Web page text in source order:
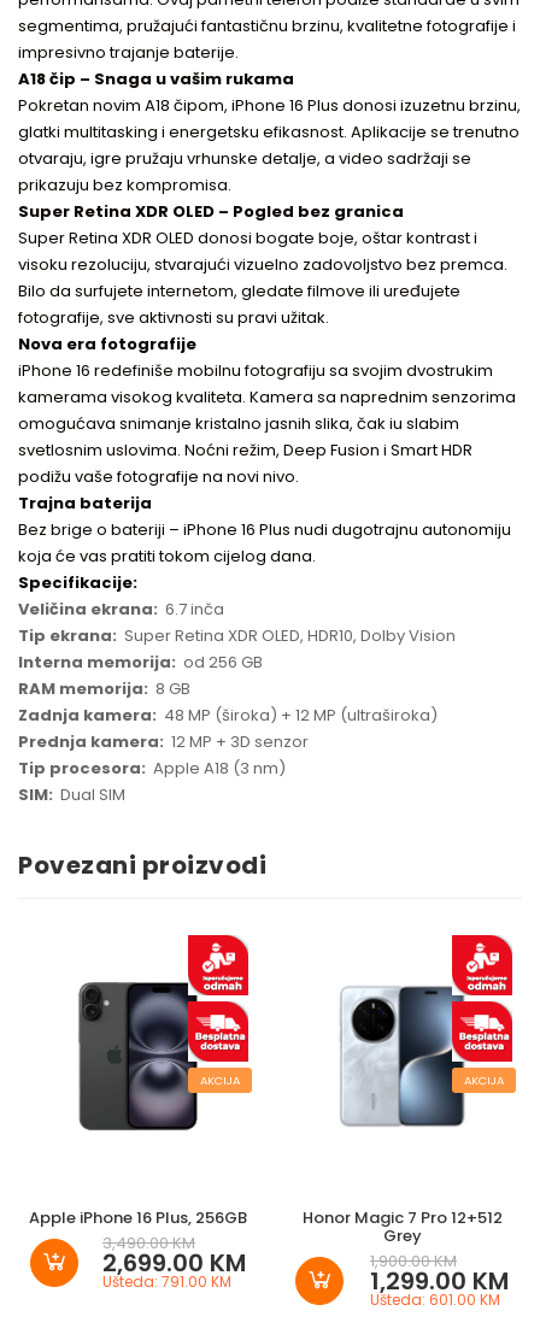
segmentima, pružajući fantastičnu brzinu, kvalitetne fotografije i
impresivno trajanje baterije.
A18 čip – Snaga u vašim rukama
Pokretan novim A18 čipom, iPhone 16 Plus donosi izuzetnu brzinu,
glatki multitasking i energetsku efikasnost. Aplikacije se trenutno
otvaraju, igre pružaju vrhunske detalje, a video sadržaji se
prikazuju bez kompromisa.
Super Retina XDR OLED – Pogled bez granica
Super Retina XDR OLED donosi bogate boje, oštar kontrast i
visoku rezoluciju, stvarajući vizuelno zadovoljstvo bez premca.
Bilo da surfujete internetom, gledate filmove ili uređujete
fotografije, sve aktivnosti su pravi užitak.
Nova era fotografije
iPhone 16 redefiniše mobilnu fotografiju sa svojim dvostrukim
kamerama visokog kvaliteta. Kamera sa naprednim senzorima
omogućava snimanje kristalno jasnih slika, čak iu slabim
svetlosnim uslovima. Noćni režim, Deep Fusion i Smart HDR
podižu vaše fotografije na novi nivo.
Trajna baterija
Bez brige o bateriji – iPhone 16 Plus nudi dugotrajnu autonomiju
koja će vas pratiti tokom cijelog dana.
Specifikacije:
Veličina ekrana: 6.7 inča
Tip ekrana: Super Retina XDR OLED, HDR10, Dolby Vision
Interna memorija: od 256 GB
RAM memorija: 8 GB
Zadnja kamera: 48 MP (široka) + 12 MP (ultraširoka)
Prednja kamera: 12 MP + 3D senzor
Tip procesora: Apple A18 (3 nm)
SIM: Dual SIM
Povezani proizvodi
AKCIJA
Apple iPhone 16 Plus, 256GB
3,490.00 KM
2,699.00 KM
Ušteda: 791.00 KM
AKCIJA
Honor Magic 7 Pro 12+512
Grey
1,900.00 KM
1,299.00 KM
Ušteda: 601.00 KM